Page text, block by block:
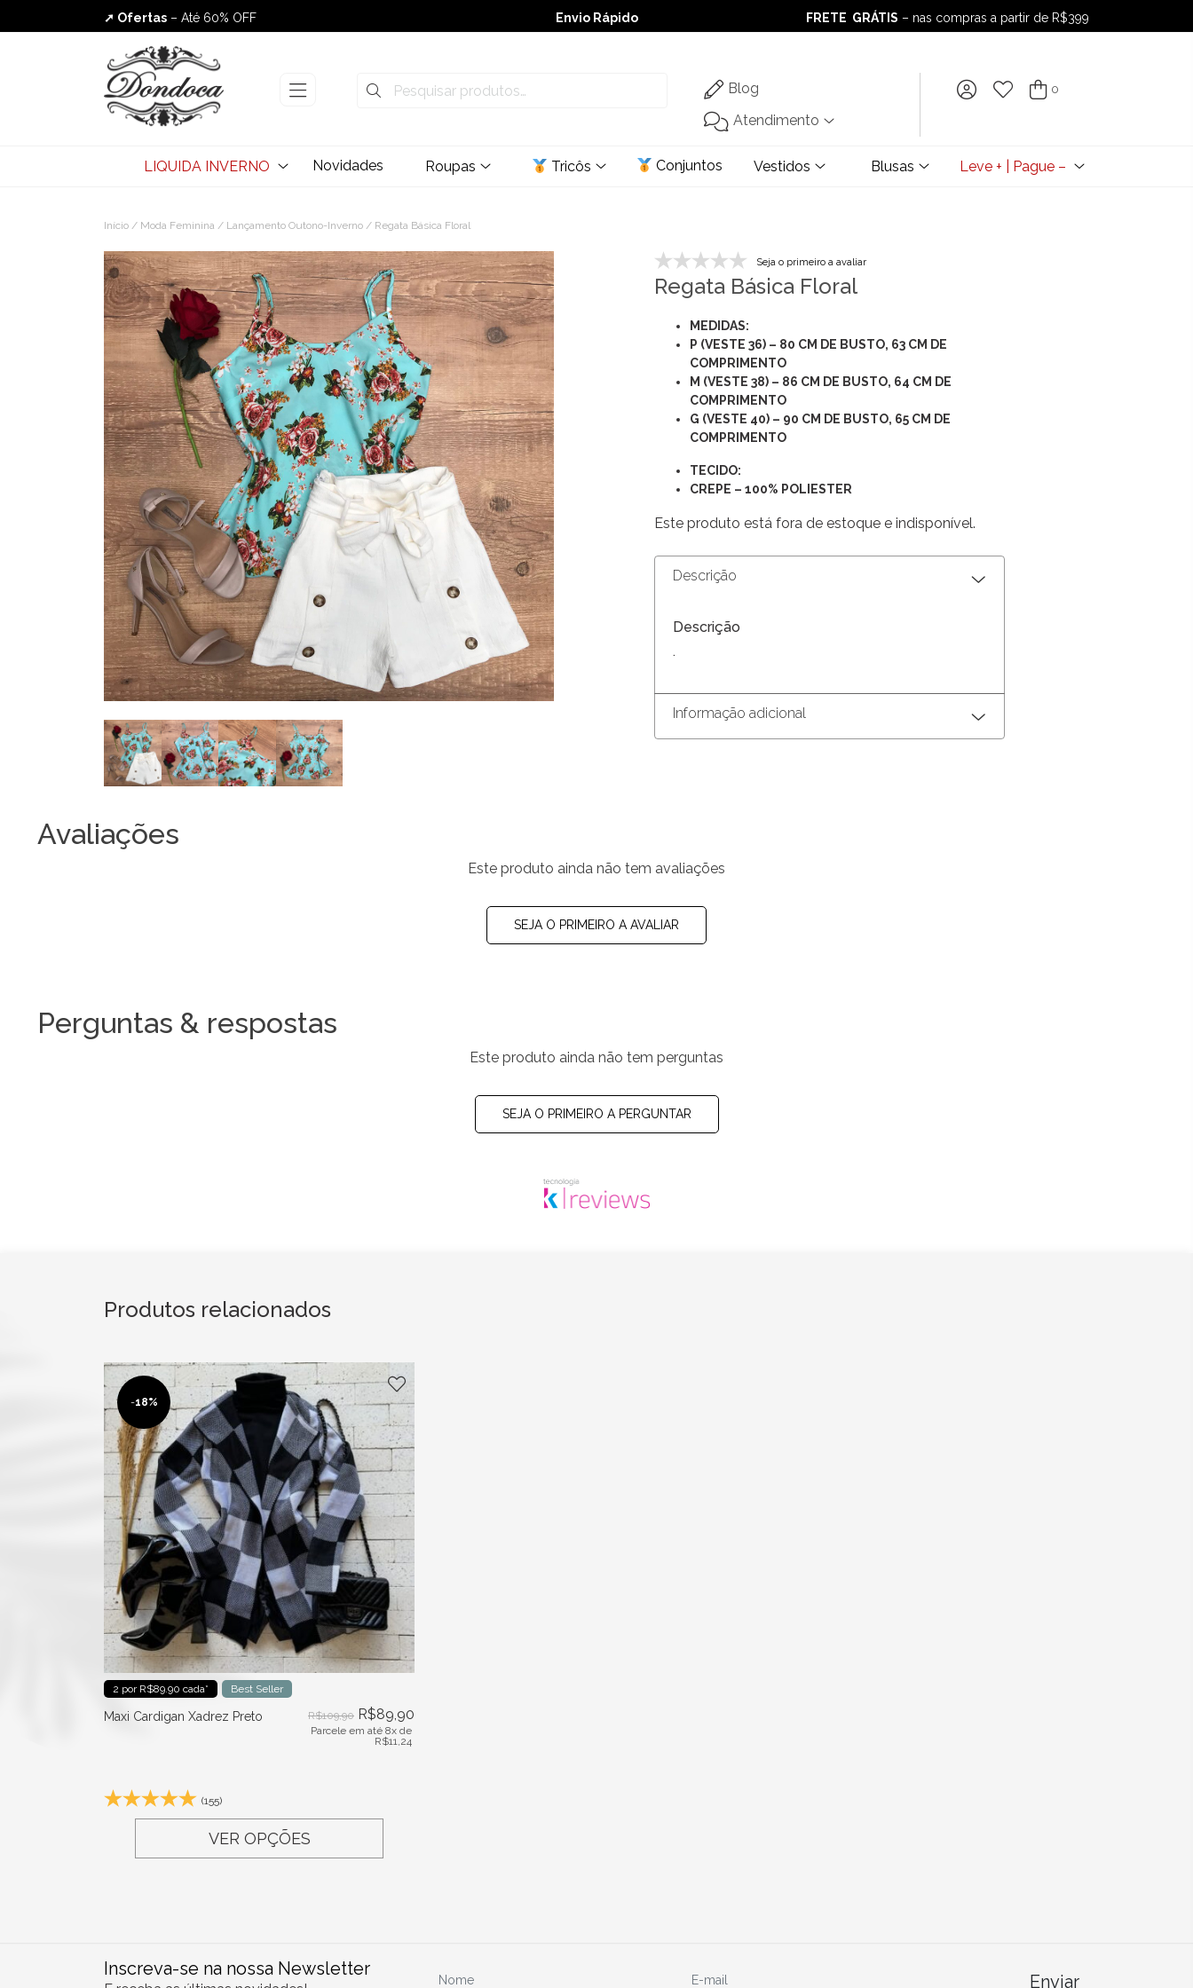
➚ Ofertas – Até 60% OFF
Envio Rápido
Envio Rápido
➚ Ofertas– Até 60% OFF
FRETE GRÁTIS – nas compras a partir de R$399
FRETE GRÁTIS– nas compras a partir de R$399
Blog
Atendimento
0
LIQUIDA INVERNO Novidades Roupas Tricôs Conjuntos Vestidos Blusas Leve + | Pague –
Início / Moda Feminina / Lançamento Outono-Inverno / Regata Básica Floral
Seja o primeiro a avaliar
Regata Básica Floral
MEDIDAS:
P (VESTE 36) – 80 CM DE BUSTO, 63 CM DE
COMPRIMENTO
M (VESTE 38) – 86 CM DE BUSTO, 64 CM DE
COMPRIMENTO
G (VESTE 40) – 90 CM DE BUSTO, 65 CM DE
COMPRIMENTO
TECIDO:
CREPE – 100% POLIESTER
Este produto está fora de estoque e indisponível.
Descrição
Descrição
.
Informação adicional
Avaliações
Este produto ainda não tem avaliações
SEJA O PRIMEIRO A AVALIAR
Perguntas & respostas
Este produto ainda não tem perguntas
SEJA O PRIMEIRO A PERGUNTAR
Produtos relacionados
-18%
2 por R$89.90 cada* Best Seller
Maxi Cardigan Xadrez Preto R$109,90 R$89,90
Parcele em até 8x de
R$11,24
(155)
VER OPÇÕES
Inscreva-se na nossa Newsletter
Enviar